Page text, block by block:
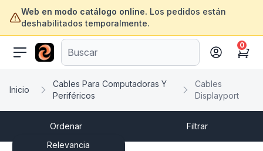
Web en modo catálogo online. Los pedidos están
deshabilitados temporalmente.
ofertasinformatica.com
Cart
0
Inicio
Cables Para Computadoras Y
Periféricos
Cables
Displayport
Ordenar
Relevancia
Filtrar